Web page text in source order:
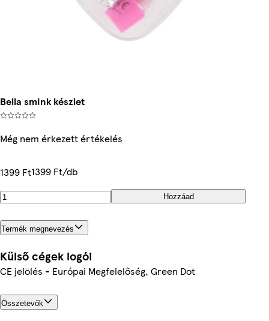
Bella smink készlet
Még nem érkezett értékelés
1399 Ft1399 Ft/db
Hozzáad
Termék megnevezés
Külső cégek logói
CE jelölés - Európai Megfelelőség, Green Dot
Összetevők